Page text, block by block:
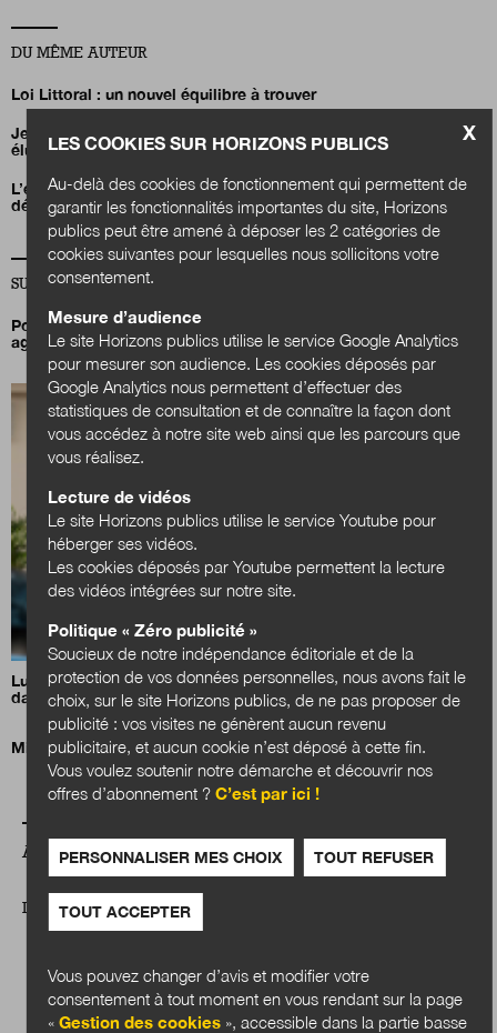
DU MÊME AUTEUR
Loi Littoral : un nouvel équilibre à trouver
Jean-Charles Orsucci, président de l’Association nationale des
élus des littoraux (ANEL)
L’élu-chercheur, un antidote à la crise de confiance
démocratique ?
SUR LA MÊME THÉMATIQUE SANTÉ-SOCIAL
Pourquoi et comment prendre soin de la santé mentale des
agents ?
Luc Carvounas appelle à inscrire l’action sociale de proximité
dans la durée
Mission santé ! L’exemple néerlandais de Health~Holland
A LIRE AUSSI
DOSSIER
X
LES COOKIES SUR HORIZONS PUBLICS
Au-delà des cookies de fonctionnement qui permettent de
garantir les fonctionnalités importantes du site, Horizons
publics peut être amené à déposer les 2 catégories de
cookies suivantes pour lesquelles nous sollicitons votre
consentement.
Mesure d’audience
Le site Horizons publics utilise le service Google Analytics
pour mesurer son audience. Les cookies déposés par
Google Analytics nous permettent d’effectuer des
statistiques de consultation et de connaître la façon dont
vous accédez à notre site web ainsi que les parcours que
vous réalisez.
Lecture de vidéos
Le site Horizons publics utilise le service Youtube pour
héberger ses vidéos.
Les cookies déposés par Youtube permettent la lecture
des vidéos intégrées sur notre site.
Politique « Zéro publicité »
Soucieux de notre indépendance éditoriale et de la
protection de vos données personnelles, nous avons fait le
choix, sur le site Horizons publics, de ne pas proposer de
publicité : vos visites ne génèrent aucun revenu
publicitaire, et aucun cookie n’est déposé à cette fin.
Vous voulez soutenir notre démarche et découvrir nos
offres d’abonnement ?C’est par ici !
PERSONNALISER MES CHOIX TOUT REFUSER
TOUT ACCEPTER
Vous pouvez changer d’avis et modifier votre
consentement à tout moment en vous rendant sur la page
«Gestion des cookies », accessible dans la partie basse